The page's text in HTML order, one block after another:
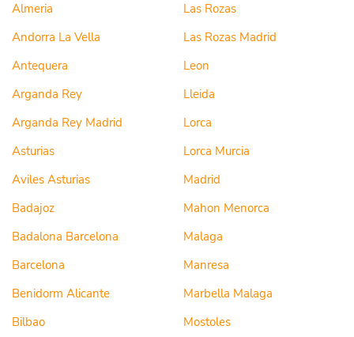
Almeria
Andorra La Vella
Antequera
Arganda Rey
Arganda Rey Madrid
Asturias
Aviles Asturias
Badajoz
Badalona Barcelona
Barcelona
Benidorm Alicante
Bilbao
Las Rozas
Las Rozas Madrid
Leon
Lleida
Lorca
Lorca Murcia
Madrid
Mahon Menorca
Malaga
Manresa
Marbella Malaga
Mostoles